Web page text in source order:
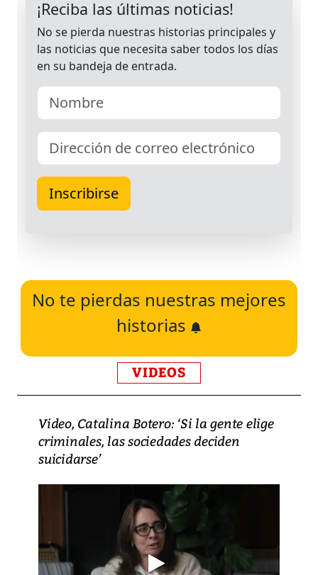
No te pierdas nuestras mejores
historias
VIDEOS
Video, Catalina Botero: ‘Si la gente elige
criminales, las sociedades deciden
suicidarse’